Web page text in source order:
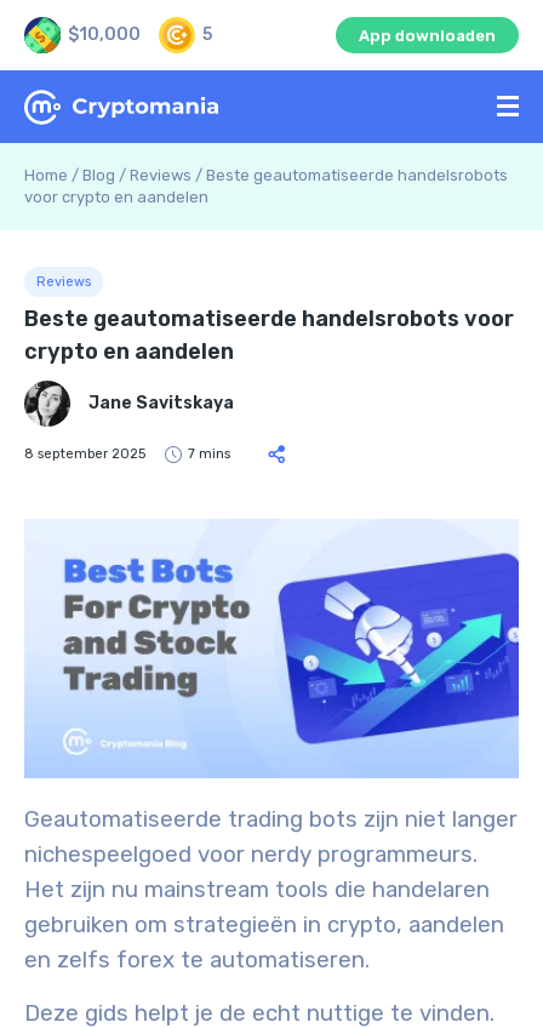
$10,000 5 App downloaden
Home / Blog / Reviews / Beste geautomatiseerde handelsrobots
voor crypto en aandelen
Reviews
Beste geautomatiseerde handelsrobots voor
crypto en aandelen
Jane Savitskaya
8 september 2025 7 mins
Geautomatiseerde trading bots zijn niet langer
nichespeelgoed voor nerdy programmeurs.
Het zijn nu mainstream tools die handelaren
gebruiken om strategieën in crypto, aandelen
en zelfs forex te automatiseren.
Deze gids helpt je de echt nuttige te vinden.